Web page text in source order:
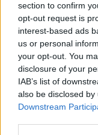
section to confirm
opt-out request is
interest-based ads
us or personal
your opt-out. You
disclosure of your
IAB’s list of
also be disclosed
Downstream
SEGÍTIK A